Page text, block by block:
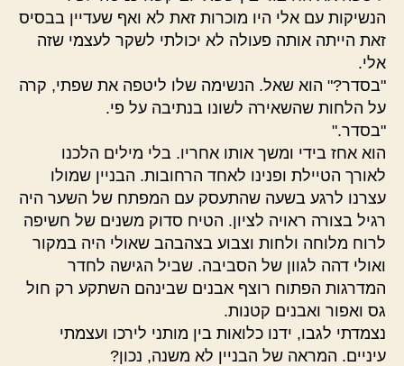
הנשיקות עם אלי היו מוכרות זאת לא ואף שעדיין בבסיס
זאת הייתה אותה פעולה לא יכולתי לשקר לעצמי שזה
אלי.
"בסדר?" הוא שאל. הנשימה שלו ליטפה את שפתי, קרה
על הלחות שהשאירה לשונו בנתיבה על פי.
"בסדר."
הוא אחז בידי ומשך אותו אחריו. בלי מילים הלכנו
לאורך הטיילת ופנינו לאחד הרחובות. הבניין שמולו
עצרנו לרגע בשעה שהתעסק עם המפתח של השער היה
רגיל בצורה ראויה לציון. הטיח סדוק משנים של חשיפה
לרוח מלוחה ולחות וצבוע בצהבהב שאולי היה במקור
ואולי דהה לגוון של הסביבה. שביל הגישה לחדר
המדרגות הפתוח רוצף אבנים שבינהם השתקע רק חול
גס ואפור ואבנים קטנות.
נצמדתי לגבו, ידנו כלואות בין מותני לירכו ועצמתי
עיניים. המראה של הבניין לא משנה, נכון?